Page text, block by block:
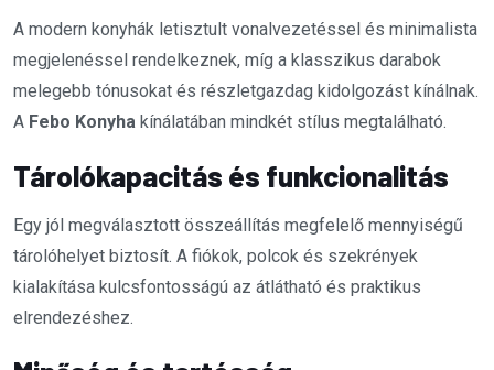
A modern konyhák letisztult vonalvezetéssel és minimalista
megjelenéssel rendelkeznek, míg a klasszikus darabok
melegebb tónusokat és részletgazdag kidolgozást kínálnak.
A Febo Konyha kínálatában mindkét stílus megtalálható.
Tárolókapacitás és funkcionalitás
Egy jól megválasztott összeállítás megfelelő mennyiségű
tárolóhelyet biztosít. A fiókok, polcok és szekrények
kialakítása kulcsfontosságú az átlátható és praktikus
elrendezéshez.